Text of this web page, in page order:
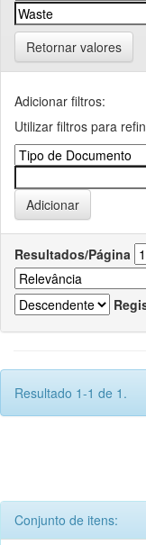
Retornar valores
Adicionar filtros:
Utilizar filtros para
Resultados/Página
Resultado 1-1 de 1.
Conjunto de itens: